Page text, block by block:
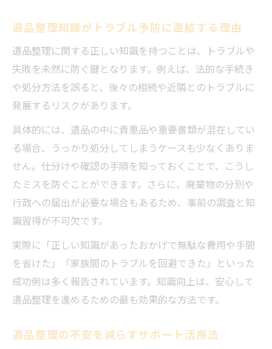
遺品整理知識がトラブル予防に直結する理由
遺品整理に関する正しい知識を持つことは、トラブルや
失敗を未然に防ぐ鍵となります。例えば、法的な手続き
や処分方法を誤ると、後々の相続や近隣とのトラブルに
発展するリスクがあります。
具体的には、遺品の中に貴重品や重要書類が混在してい
る場合、うっかり処分してしまうケースも少なくありま
せん。仕分けや確認の手順を知っておくことで、こうし
たミスを防ぐことができます。さらに、廃棄物の分別や
行政への届出が必要な場合もあるため、事前の調査と知
識習得が不可欠です。
実際に「正しい知識があったおかげで無駄な費用や手間
を省けた」「家族間のトラブルを回避できた」といった
成功例は多く報告されています。知識向上は、安心して
遺品整理を進めるための最も効果的な方法です。
遺品整理の不安を減らすサポート活用法